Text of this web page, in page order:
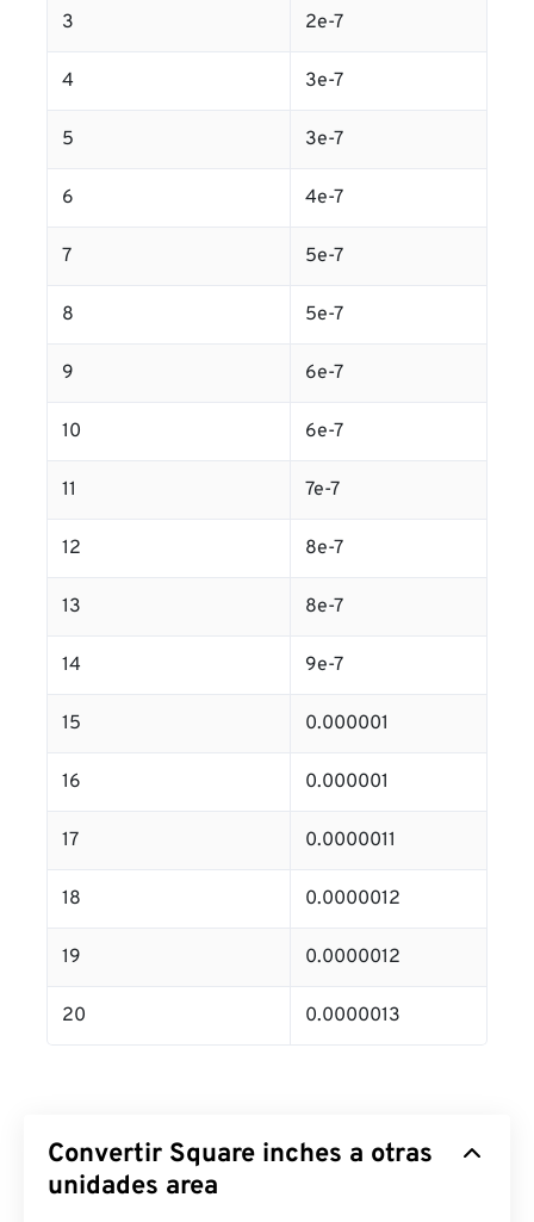
3 2e-7
4 3e-7
5 3e-7
6 4e-7
7 5e-7
8 5e-7
9 6e-7
10 6e-7
11 7e-7
12 8e-7
13 8e-7
14 9e-7
15 0.000001
16 0.000001
17 0.0000011
18 0.0000012
19 0.0000012
20 0.0000013
Convertir Square inches a otras
unidades area